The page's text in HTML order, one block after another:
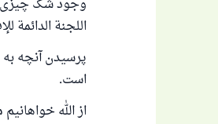
وجود شک چیزی
اللجنة الدائمة
پرسیدن آنچه
است.
از الله